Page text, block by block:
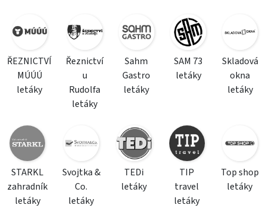
ŘEZNICTVÍ
MÚÚÚ
letáky
Řeznictví
u
Rudolfa
letáky
Sahm
Gastro
letáky
SAM 73
letáky
Skladová
okna
letáky
STARKL
zahradník
letáky
Svojtka &
Co.
letáky
TEDi
letáky
TIP
travel
letáky
Top shop
letáky